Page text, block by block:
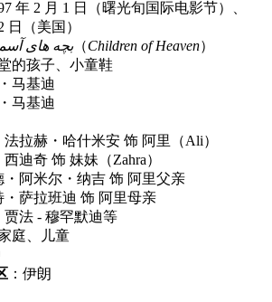
年 2 月 1 日（曙光旬国际电影节）、
日（美国）
بچه های（Children of Heaven）
的孩子、小童鞋
马基迪
马基迪
法拉赫・哈什米安 饰 阿里（Ali）
迪奇 饰 妹妹（Zahra）
・阿米尔・纳吉 饰 阿里父亲
・萨拉班迪 饰 阿里母亲
贾法 - 穆罕默迪等
庭、儿童
：伊朗